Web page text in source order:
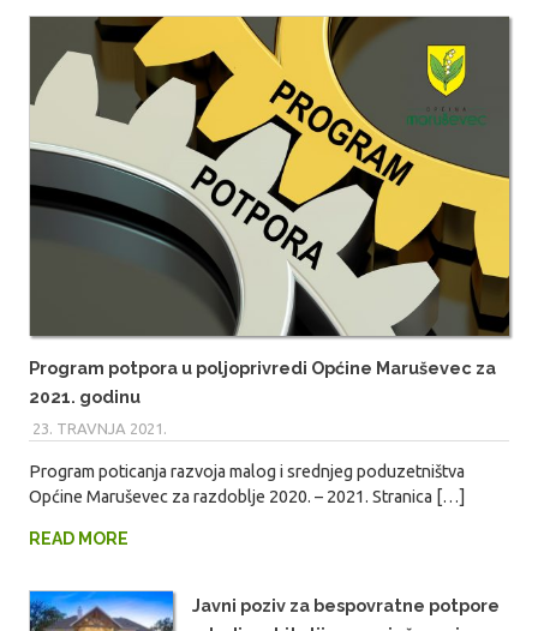
Program potpora u poljoprivredi Općine Maruševec za
2021. godinu
23. TRAVNJA 2021.
Program poticanja razvoja malog i srednjeg poduzetništva
Općine Maruševec za razdoblje 2020. – 2021. Stranica […]
READ MORE
Javni poziv za bespovratne potpore